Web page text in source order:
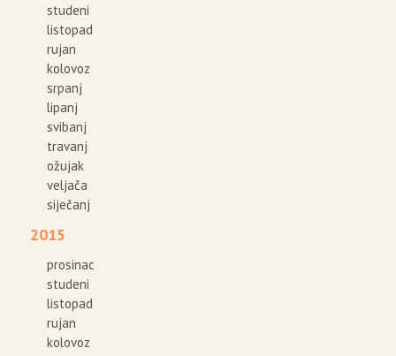
studeni
listopad
rujan
kolovoz
srpanj
lipanj
svibanj
travanj
ožujak
veljača
siječanj
2015
prosinac
studeni
listopad
rujan
kolovoz